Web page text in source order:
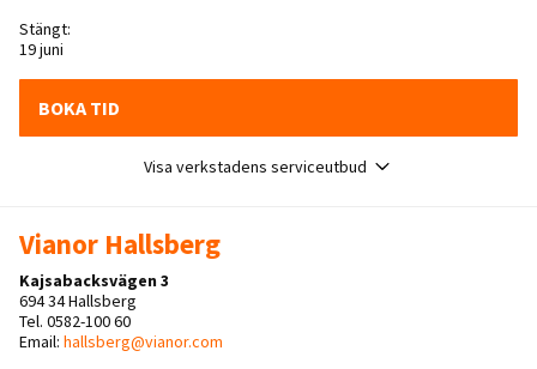
Stängt:
19 juni
BOKA TID
Visa verkstadens serviceutbud
Vianor Hallsberg
Kajsabacksvägen 3
694 34 Hallsberg
Tel. 0582-100 60
Email: hallsberg@vianor.com